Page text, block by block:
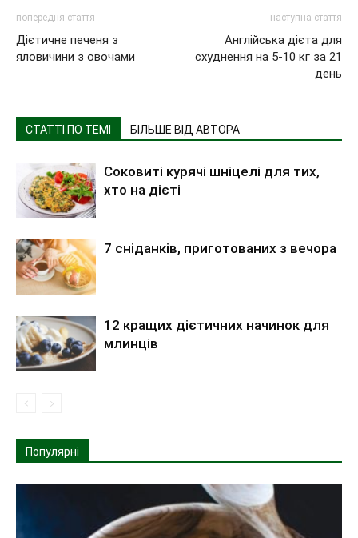
попередня стаття
Дієтичне печеня з
яловичини з овочами
наступна стаття
Англійська дієта для
схуднення на 5-10 кг за 21
день
СТАТТІ ПО ТЕМІ БІЛЬШЕ ВІД АВТОРА
Соковиті курячі шніцелі для тих,
хто на дієті
7 сніданків, приготованих з вечора
12 кращих дієтичних начинок для
млинців
Популярні